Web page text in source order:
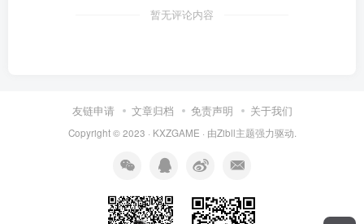
暂无评论内容
友链申请 文章归档 免责声明 关于我们
Copyright © 2023 · KXZGAME · 由Zibll主题强力驱动.